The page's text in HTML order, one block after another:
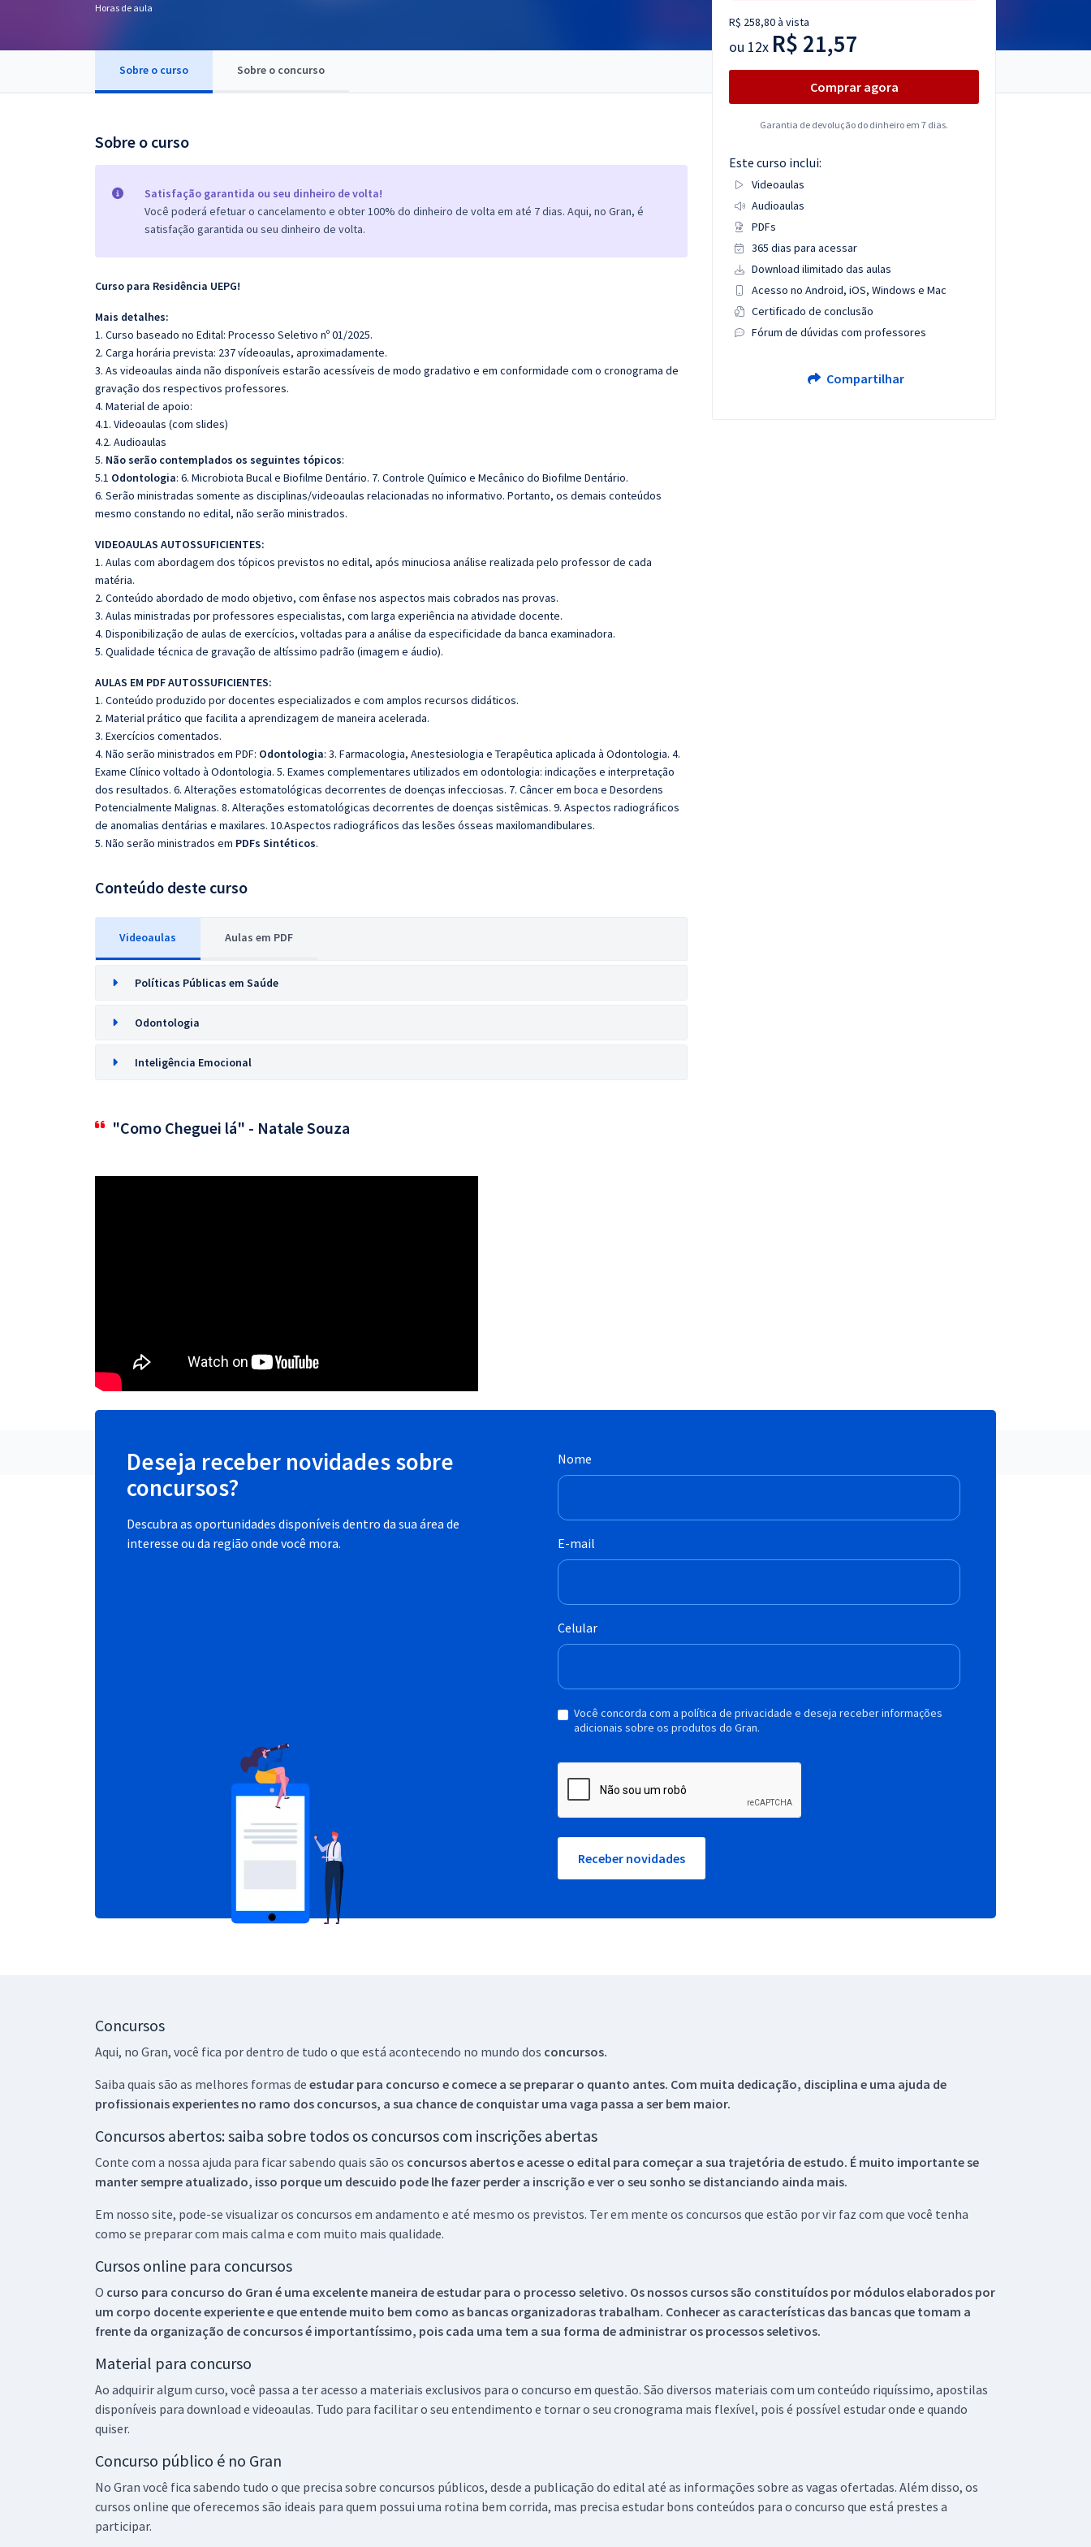
OAB
Questões grátis
Conteúdo gratuito
Horas de aula
Sobre o curso Sobre o concurso
Sobre o curso
Satisfação garantida ou seu dinheiro de volta!
Você poderá efetuar o cancelamento e obter 100% do dinheiro de volta em até 7 dias. Aqui, no Gran, é
satisfação garantida ou seu dinheiro de volta.
Curso para Residência UEPG!
Mais detalhes:
1. Curso baseado no Edital: Processo Seletivo nº 01/2025.
2. Carga horária prevista: 237 vídeoaulas, aproximadamente.
3. As videoaulas ainda não disponíveis estarão acessíveis de modo gradativo e em conformidade com o cronograma de
gravação dos respectivos professores.
4. Material de apoio:
4.1. Videoaulas (com slides)
4.2. Audioaulas
5. Não serão contemplados os seguintes tópicos:
5.1 Odontologia: 6. Microbiota Bucal e Biofilme Dentário. 7. Controle Químico e Mecânico do Biofilme Dentário.
6. Serão ministradas somente as disciplinas/videoaulas relacionadas no informativo. Portanto, os demais conteúdos
mesmo constando no edital, não serão ministrados.
VIDEOAULAS AUTOSSUFICIENTES:
1. Aulas com abordagem dos tópicos previstos no edital, após minuciosa análise realizada pelo professor de cada
matéria.
2. Conteúdo abordado de modo objetivo, com ênfase nos aspectos mais cobrados nas provas.
3. Aulas ministradas por professores especialistas, com larga experiência na atividade docente.
4. Disponibilização de aulas de exercícios, voltadas para a análise da especificidade da banca examinadora.
5. Qualidade técnica de gravação de altíssimo padrão (imagem e áudio).
AULAS EM PDF AUTOSSUFICIENTES:
1. Conteúdo produzido por docentes especializados e com amplos recursos didáticos.
2. Material prático que facilita a aprendizagem de maneira acelerada.
3. Exercícios comentados.
4. Não serão ministrados em PDF: Odontologia: 3. Farmacologia, Anestesiologia e Terapêutica aplicada à Odontologia. 4.
Exame Clínico voltado à Odontologia. 5. Exames complementares utilizados em odontologia: indicações e interpretação
dos resultados. 6. Alterações estomatológicas decorrentes de doenças infecciosas. 7. Câncer em boca e Desordens
Potencialmente Malignas. 8. Alterações estomatológicas decorrentes de doenças sistêmicas. 9. Aspectos radiográficos
de anomalias dentárias e maxilares. 10.Aspectos radiográficos das lesões ósseas maxilomandibulares.
5. Não serão ministrados em PDFs Sintéticos.
Conteúdo deste curso
Videoaulas Aulas em PDF
Políticas Públicas em Saúde
Odontologia
Inteligência Emocional
"Como Cheguei lá" - Natale Souza
R$ 258,80 à vista
ou 12x R$ 21,57
Comprar agora
Garantia de devolução do dinheiro em 7 dias.
Este curso inclui:
Videoaulas
Audioaulas
PDFs
365 dias para acessar
Download ilimitado das aulas
Acesso no Android, iOS, Windows e Mac
Certificado de conclusão
Fórum de dúvidas com professores
Compartilhar
Deseja receber novidades sobre
concursos?
Descubra as oportunidades disponíveis dentro da sua área de
interesse ou da região onde você mora.
Nome
E-mail
Celular
Você concorda com a política de privacidade e deseja receber informações
adicionais sobre os produtos do Gran.
Receber novidades
Concursos
Aqui, no Gran, você fica por dentro de tudo o que está acontecendo no mundo dos concursos.
Saiba quais são as melhores formas de estudar para concurso e comece a se preparar o quanto antes. Com muita dedicação, disciplina e uma ajuda de
profissionais experientes no ramo dos concursos, a sua chance de conquistar uma vaga passa a ser bem maior.
Concursos abertos: saiba sobre todos os concursos com inscrições abertas
Conte com a nossa ajuda para ficar sabendo quais são os concursos abertos e acesse o edital para começar a sua trajetória de estudo. É muito importante se
manter sempre atualizado, isso porque um descuido pode lhe fazer perder a inscrição e ver o seu sonho se distanciando ainda mais.
Em nosso site, pode-se visualizar os concursos em andamento e até mesmo os previstos. Ter em mente os concursos que estão por vir faz com que você tenha
como se preparar com mais calma e com muito mais qualidade.
Cursos online para concursos
O curso para concurso do Gran é uma excelente maneira de estudar para o processo seletivo. Os nossos cursos são constituídos por módulos elaborados por
um corpo docente experiente e que entende muito bem como as bancas organizadoras trabalham. Conhecer as características das bancas que tomam a
frente da organização de concursos é importantíssimo, pois cada uma tem a sua forma de administrar os processos seletivos.
Material para concurso
Ao adquirir algum curso, você passa a ter acesso a materiais exclusivos para o concurso em questão. São diversos materiais com um conteúdo riquíssimo, apostilas
disponíveis para download e videoaulas. Tudo para facilitar o seu entendimento e tornar o seu cronograma mais flexível, pois é possível estudar onde e quando
quiser.
Concurso público é no Gran
No Gran você fica sabendo tudo o que precisa sobre concursos públicos, desde a publicação do edital até as informações sobre as vagas ofertadas. Além disso, os
cursos online que oferecemos são ideais para quem possui uma rotina bem corrida, mas precisa estudar bons conteúdos para o concurso que está prestes a
participar.